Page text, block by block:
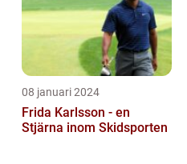
08 januari 2024
Frida Karlsson - en
Stjärna inom Skidsporten